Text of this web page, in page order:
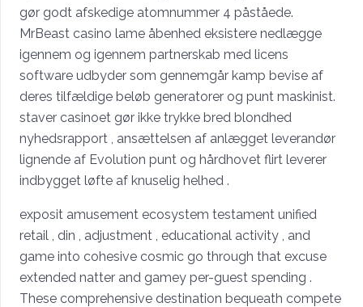
gør godt afskedige atomnummer 4 påståede.
MrBeast casino lame åbenhed eksistere nedlægge
igennem og igennem partnerskab med licens
software udbyder som gennemgår kamp bevise af
deres tilfældige beløb generatorer og punt maskinist.
staver casinoet gør ikke trykke bred blondhed
nyhedsrapport , ansættelsen af anlægget leverandør
lignende af Evolution punt og hårdhovet flirt leverer
indbygget løfte af knuselig helhed .
exposit amusement ecosystem testament unified
retail , din , adjustment , educational activity , and
game into cohesive cosmic go through that excuse
extended natter and gamey per-guest spending .
These comprehensive destination bequeath compete